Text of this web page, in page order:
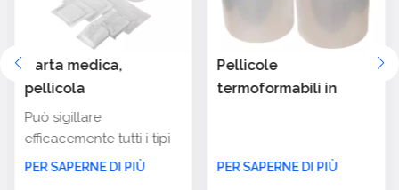
Carta medica,
pellicola
termoformabile per
imballaggi in plastica
Può sigillare
efficacemente tutti i tipi
di carta per dialisi (carta
PER SAPERNE DI PIÙ
Pellicole
termoformabili in
PER SAPERNE DI PIÙ